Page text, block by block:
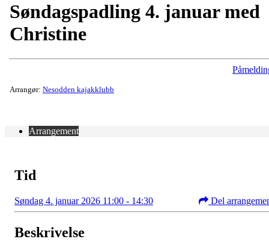
Søndagspadling 4. januar med
Christine
Arrangør: Nesodden kajakklubb
Arrangement
Tid
Søndag 4. januar 2026 11:00 - 14:30 Del
Beskrivelse